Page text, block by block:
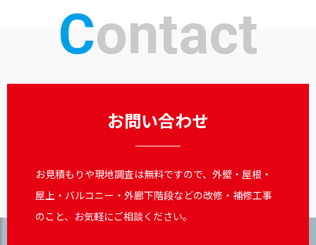
Contact
お問い合わせ
お見積もりや現地調査は無料ですので、外壁・屋根・
屋上・バルコニー・外廊下階段などの改修・補修工事
のこと、お気軽にご相談ください。